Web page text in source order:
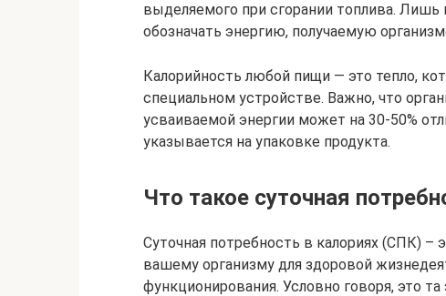
выделяемого при сгорании топлива. Лишь
обозначать энергию, получаемую
Калорийность любой пищи — это тепло,
специальном устройстве. Важно, что
усваиваемой энергии может на 30-50%
указывается на упаковке продукта.
Что такое суточная
Суточная потребность в калориях (СПК) –
вашему организму для здоровой
функционирования. Условно говоря, это